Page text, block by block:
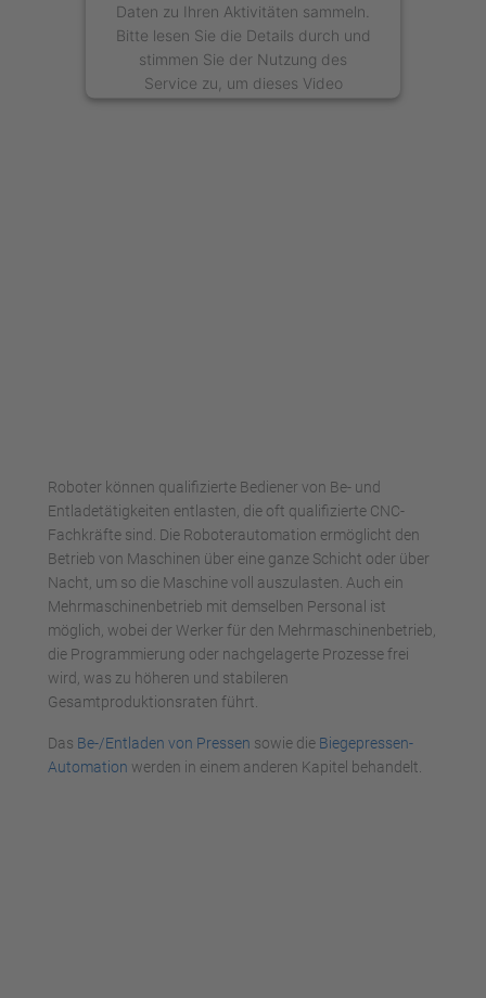
Daten zu Ihren Aktivitäten sammeln.
Bitte lesen Sie die Details durch und
stimmen Sie der Nutzung des
Service zu, um dieses Video
anzusehen.
Roboter können qualifizierte Bediener von Be- und
Entladetätigkeiten entlasten, die oft qualifizierte CNC-
Fachkräfte sind. Die Roboterautomation ermöglicht den
Betrieb von Maschinen über eine ganze Schicht oder über
Nacht, um so die Maschine voll auszulasten. Auch ein
Mehrmaschinenbetrieb mit demselben Personal ist
möglich, wobei der Werker für den Mehrmaschinenbetrieb,
die Programmierung oder nachgelagerte Prozesse frei
wird, was zu höheren und stabileren
Gesamtproduktionsraten führt.
Das Be-/Entladen von Pressen sowie die Biegepressen-
Automation werden in einem anderen Kapitel behandelt.